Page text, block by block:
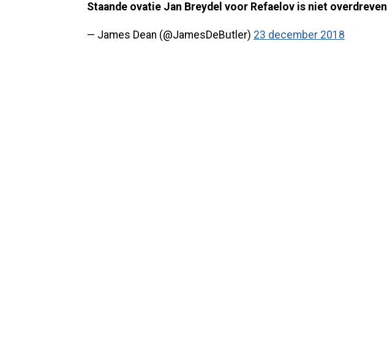
Staande ovatie Jan Breydel voor Refaelov is niet overdreven
— James Dean (@JamesDeButler) 23 december 2018